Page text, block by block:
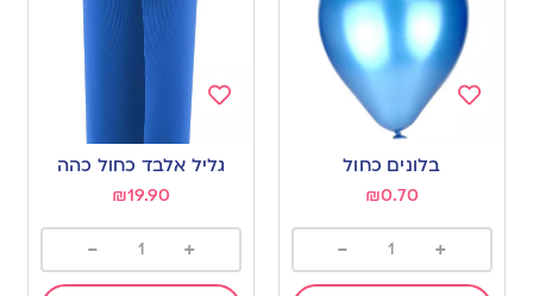
בלונים כחול
₪0.70
+
-
גליל אלבד כחול כהה
₪19.90
+
-